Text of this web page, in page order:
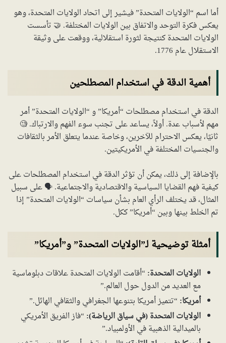
أما اسم “الولايات المتحدة” فيشير إلى اتحاد الولايات المتحدة، وهو
يعكس فكرة التوحد والاتفاق بين الولايات المختلفة. 🤝 تأسست
الولايات المتحدة كنتيجة لثورة استقلالية، ووقعت على وثيقة
الاستقلال عام 1776.
أهمية الدقة في استخدام المصطلحين
الدقة في استخدام مصطلحات “أمريكا” و “الولايات المتحدة” أمر
مهم لأسباب عدة. أولاً، يساعد على تجنب سوء الفهم والارتباك. 🧐
ثانيًا، يعكس الاحترام للآخرين، وخاصة عندما يتعلق الأمر بالثقافات
والجنسيات المختلفة في الأمريكيتين.
بالإضافة إلى ذلك، يمكن أن تؤثر الدقة في استخدام المصطلحات على
كيفية فهم القضايا السياسية والاقتصادية والاجتماعية. 🗣️ على سبيل
المثال، قد يختلف الرأي العام بشأن سياسات “الولايات المتحدة” إذا
تم الخلط بينها وبين “أمريكا” ككل.
أمثلة توضيحية لـ”الولايات المتحدة” و”أمريكا”
الولايات المتحدة: “أقامت الولايات المتحدة علاقات دبلوماسية
مع العديد من الدول حول العالم.”
أمريكا: “تتميز أمريكا بتنوعها الجغرافي والثقافي الهائل.”
الولايات المتحدة (في سياق الرياضة): “فاز الفريق الأمريكي
بالميدالية الذهبية في الأولمبياد.”